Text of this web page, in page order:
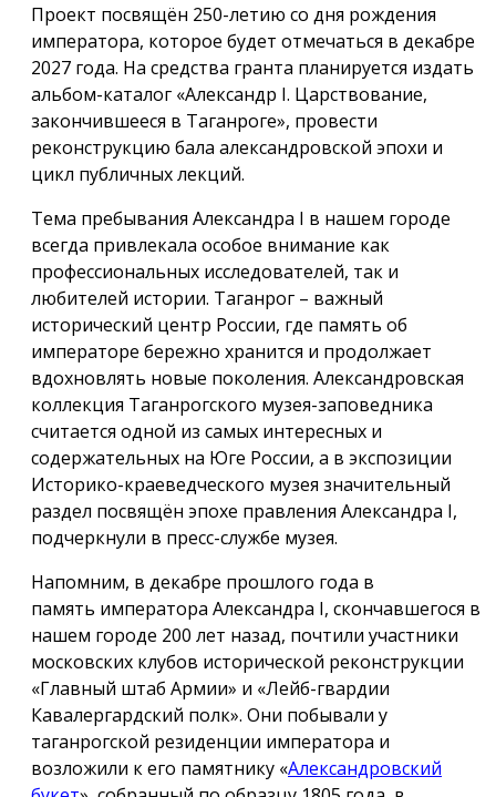
Проект посвящён 250-летию со дня рождения
императора, которое будет отмечаться в декабре
2027 года. На средства гранта планируется издать
альбом-каталог «Александр I. Царствование,
закончившееся в Таганроге», провести
реконструкцию бала александровской эпохи и
цикл публичных лекций.
Тема пребывания Александра I в нашем городе
всегда привлекала особое внимание как
профессиональных исследователей, так и
любителей истории. Таганрог – важный
исторический центр России, где память об
императоре бережно хранится и продолжает
вдохновлять новые поколения. Александровская
коллекция Таганрогского музея-заповедника
считается одной из самых интересных и
содержательных на Юге России, а в экспозиции
Историко-краеведческого музея значительный
раздел посвящён эпохе правления Александра I,
подчеркнули в пресс-службе музея.
Напомним, в декабре прошлого года в
память императора Александра I, скончавшегося в
нашем городе 200 лет назад, почтили участники
московских клубов исторической реконструкции
«Главный штаб Армии» и «Лейб-гвардии
Кавалергардский полк». Они побывали у
таганрогской резиденции императора и
возложили к его памятнику «Александровский